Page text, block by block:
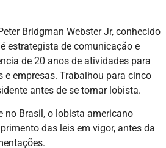
Bridgman Webster Jr, conhecido
estrategista de comunicação e
de 20 anos de atividades para
e empresas. Trabalhou para cinco
antes de se tornar lobista.
no Brasil, o lobista americano
das leis em vigor, antes da